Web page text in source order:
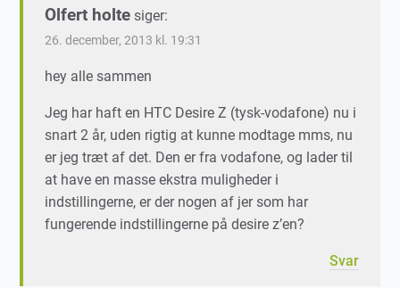
Olfert holte siger:
26. december, 2013 kl. 19:31
hey alle sammen
Jeg har haft en HTC Desire Z (tysk-vodafone) nu i
snart 2 år, uden rigtig at kunne modtage mms, nu
er jeg træt af det. Den er fra vodafone, og lader til
at have en masse ekstra muligheder i
indstillingerne, er der nogen af jer som har
fungerende indstillingerne på desire z’en?
Svar